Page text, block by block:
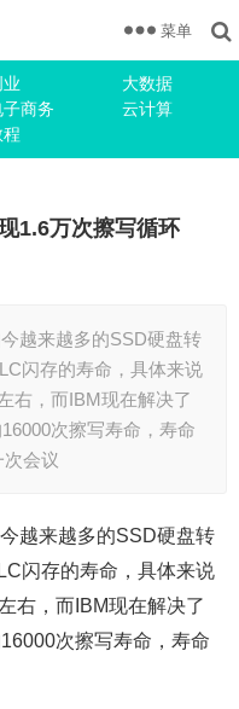
大数据
子商务
云计算
菜单
1.6万次擦写循环
越来越多的SSD硬盘转
闪存的寿命，具体来说
右，而IBM现在解决了
次擦写寿命，寿命
次会议
越来越多的SSD硬盘转
闪存的寿命，具体来说
右，而IBM现在解决了
次擦写寿命，寿命